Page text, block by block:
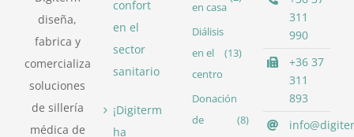
diseña,
fabrica y
comercializa
soluciones
de sillería
médica de
confort
en el
sector
sanitario
¡Digiterm
ha
en casa
Diálisis
en el
centro
(13)
Donación
de
(8)
311
990
+36 37
311
893